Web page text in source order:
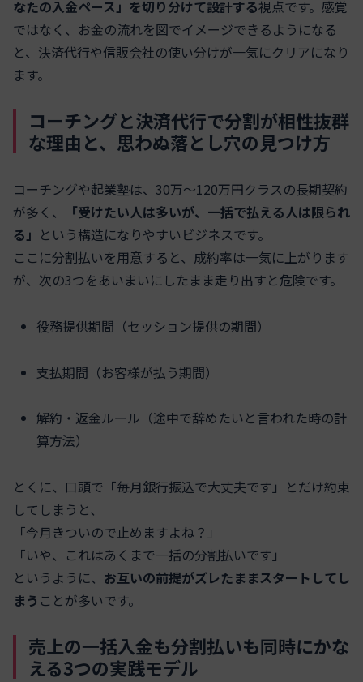
なたの入金ペース」を切り分けて設計する視点です。感覚
ではなく、お金の流れを図でイメージできるようになる
と、決済代行や信販会社の使い分けが一気にクリアになり
ます。
コーチングと決済代行で分割が相性抜群
な理由と、思わぬ落とし穴の見つけ方
コーチングや起業塾は、30万〜120万円クラスの長期契約
が多く、
「受けたい人は多いが、一括で払える人は限られ
る」 という構造になりやすいビジネスです。
ここに分割払いを用意すると、成約率は一気に上がります
が、次の3つをあいまいにしたまま走り出すと危険です。
役務提供期間（セッション提供の期間）
支払期間（お客様が払う期間）
解約・返金ルール（途中で辞めたいと言われた時の計
算方法）
とくに、口頭で「毎月銀行振込で大丈夫です」とだけ約束
してしまうと、
「今月きついので止めますよね？」
「いや、これはあくまで一括の分割払いです」
というように、 お互いの前提がズレたままスタートしてし
まう ことが多いです。
売上の一括入金も分割払いも同時にかな
える3つの実践モデル